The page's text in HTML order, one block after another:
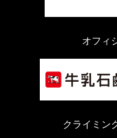
オフィ
クライミン